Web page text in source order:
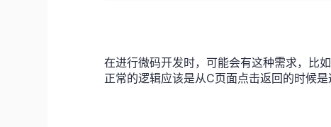
在进行微码开发时，可能会有这种需求，比
正常的逻辑应该是从C页面点击返回的时候